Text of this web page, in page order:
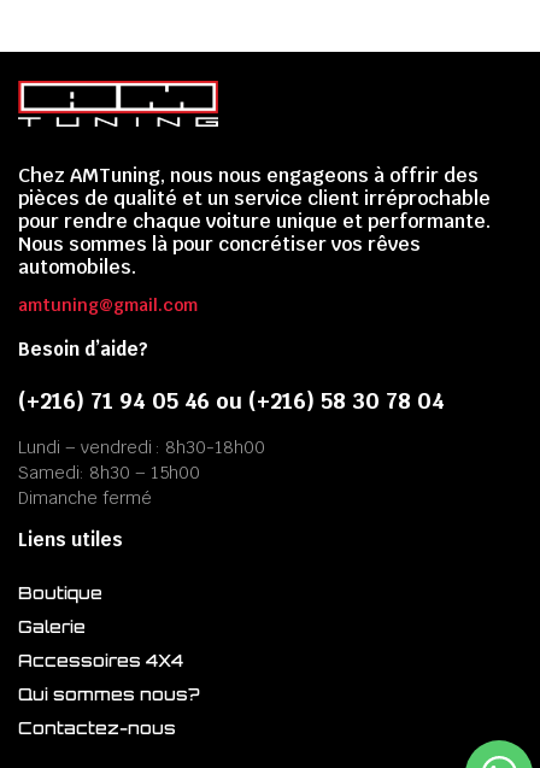
Chez AMTuning, nous nous engageons à offrir des
pièces de qualité et un service client irréprochable
pour rendre chaque voiture unique et performante.
Nous sommes là pour concrétiser vos rêves
automobiles.
amtuning@gmail.com
Besoin d’aide?
(+216) 71 94 05 46 ou (+216) 58 30 78 04
Lundi – vendredi : 8h30-18h00
Samedi: 8h30 – 15h00
Dimanche fermé
Liens utiles
Boutique
Galerie
Accessoires 4X4
Qui sommes nous?
Contactez-nous